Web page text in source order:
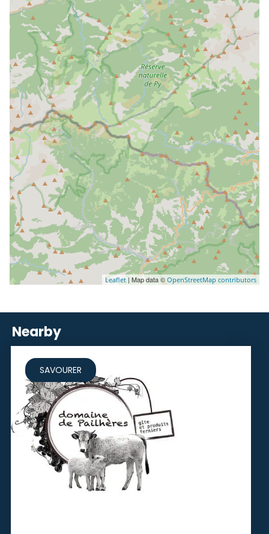
Leaflet | Map data © OpenStreetMap contributors
Nearby
SAVOURER